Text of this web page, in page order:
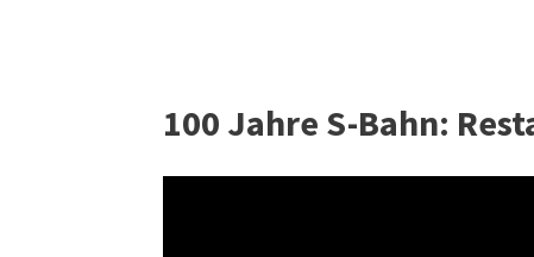
100 Jahre S-Bahn: